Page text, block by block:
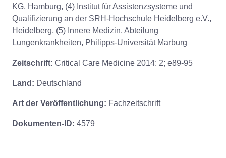
KG, Hamburg, (4) Institut für Assistenzsysteme und
Qualifizierung an der SRH-Hochschule Heidelberg e.V.,
Heidelberg, (5) Innere Medizin, Abteilung
Lungenkrankheiten, Philipps-Universität Marburg
Zeitschrift: Critical Care Medicine 2014: 2; e89-95
Land: Deutschland
Art der Veröffentlichung: Fachzeitschrift
Dokumenten-ID: 4579